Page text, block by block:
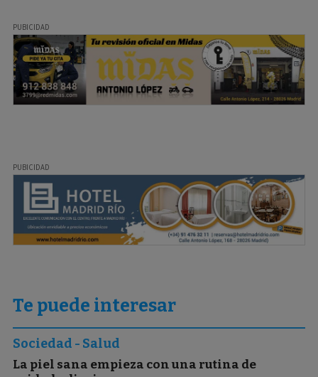
Te puede interesar
La piel sana empieza con una rutina de
Sociedad - Salud